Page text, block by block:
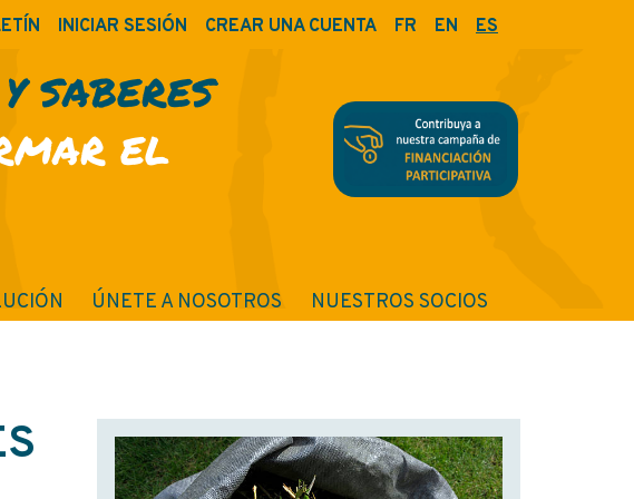
INICIAR SESIÓN CREAR UNA CUENTA FR EN ES
SABERES
EL
ÚNETE A NOSOTROS NUESTROS SOCIOS